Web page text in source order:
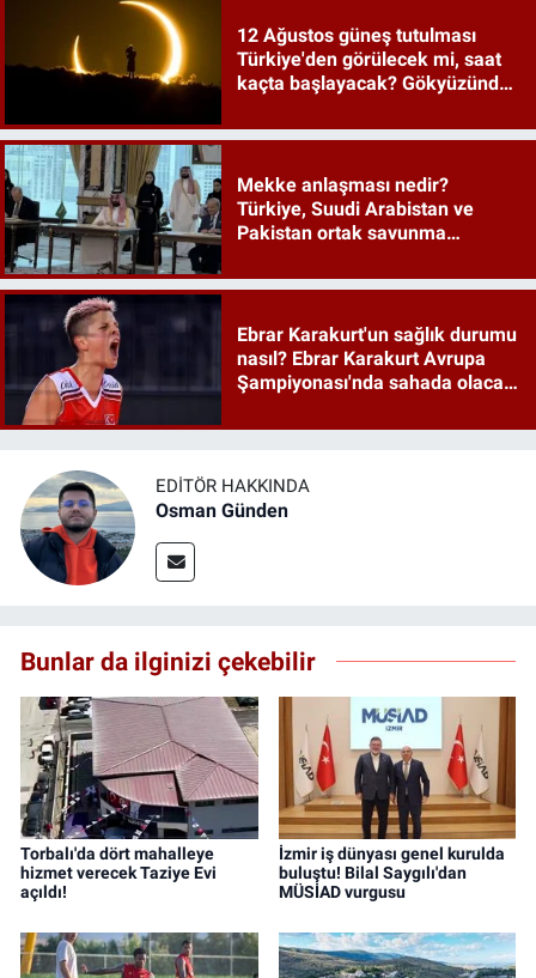
12 Ağustos güneş tutulması
Türkiye'den görülecek mi, saat
kaçta başlayacak? Gökyüzünde
Mekke anlaşması nedir?
Türkiye, Suudi Arabistan ve
Pakistan ortak savunma
Ebrar Karakurt'un sağlık durumu
nasıl? Ebrar Karakurt Avrupa
Şampiyonası'nda sahada olacak
EDITÖR HAKKINDA
Osman Günden
Bunlar da ilginizi çekebilir
Torbalı'da dört mahalleye
hizmet verecek Taziye Evi
açıldı!
İzmir iş dünyası genel kurulda
buluştu! Bilal Saygılı'dan
MÜSİAD vurgusu